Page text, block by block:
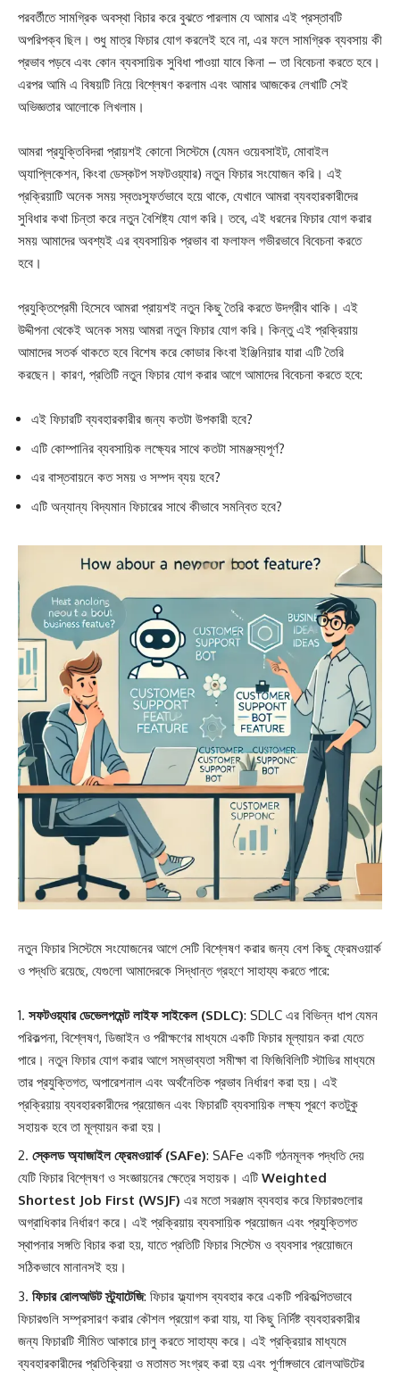
পরবর্তীতে সামগ্রিক অবস্থা বিচার করে বুঝতে পারলাম যে আমার এই প্রস্তাবটি
অপরিপক্ব ছিল। শুধু মাত্র ফিচার যোগ করলেই হবে না, এর ফলে সামগ্রিক ব্যবসায় কী
প্রভাব পড়বে এবং কোন ব্যবসায়িক সুবিধা পাওয়া যাবে কিনা – তা বিবেচনা করতে হবে।
এরপর আমি এ বিষয়টি নিয়ে বিশ্লেষণ করলাম এবং আমার আজকের লেখাটি সেই
অভিজ্ঞতার আলোকে লিখলাম।
আমরা প্রযুক্তিবিদরা প্রায়শই কোনো সিস্টেমে (যেমন ওয়েবসাইট, মোবাইল
অ্যাপ্লিকেশন, কিংবা ডেস্কটপ সফটওয়্যার) নতুন ফিচার সংযোজন করি। এই
প্রক্রিয়াটি অনেক সময় স্বতঃস্ফূর্তভাবে হয়ে থাকে, যেখানে আমরা ব্যবহারকারীদের
সুবিধার কথা চিন্তা করে নতুন বৈশিষ্ট্য যোগ করি। তবে, এই ধরনের ফিচার যোগ করার
সময় আমাদের অবশ্যই এর ব্যবসায়িক প্রভাব বা ফলাফল গভীরভাবে বিবেচনা করতে
হবে।
প্রযুক্তিপ্রেমী হিসেবে আমরা প্রায়শই নতুন কিছু তৈরি করতে উদগ্রীব থাকি। এই
উদ্দীপনা থেকেই অনেক সময় আমরা নতুন ফিচার যোগ করি। কিন্তু এই প্রক্রিয়ায়
আমাদের সতর্ক থাকতে হবে বিশেষ করে কোডার কিংবা ইঞ্জিনিয়ার যারা এটি তৈরি
করছেন। কারণ, প্রতিটি নতুন ফিচার যোগ করার আগে আমাদের বিবেচনা করতে হবে:
এই ফিচারটি ব্যবহারকারীর জন্য কতটা উপকারী হবে?
এটি কোম্পানির ব্যবসায়িক লক্ষ্যের সাথে কতটা সামঞ্জস্যপূর্ণ?
এর বাস্তবায়নে কত সময় ও সম্পদ ব্যয় হবে?
এটি অন্যান্য বিদ্যমান ফিচারের সাথে কীভাবে সমন্বিত হবে?
নতুন ফিচার সিস্টেমে সংযোজনের আগে সেটি বিশ্লেষণ করার জন্য বেশ কিছু ফ্রেমওয়ার্ক
ও পদ্ধতি রয়েছে, যেগুলো আমাদেরকে সিদ্ধান্ত গ্রহণে সাহায্য করতে পারে:
সফটওয়্যার ডেভেলপমেন্ট লাইফ সাইকেল (SDLC): SDLC এর বিভিন্ন ধাপ যেমন
পরিকল্পনা, বিশ্লেষণ, ডিজাইন ও পরীক্ষণের মাধ্যমে একটি ফিচার মূল্যায়ন করা যেতে
পারে। নতুন ফিচার যোগ করার আগে সম্ভাব্যতা সমীক্ষা বা ফিজিবিলিটি স্টাডির মাধ্যমে
তার প্রযুক্তিগত, অপারেশনাল এবং অর্থনৈতিক প্রভাব নির্ধারণ করা হয়। এই
প্রক্রিয়ায় ব্যবহারকারীদের প্রয়োজন এবং ফিচারটি ব্যবসায়িক লক্ষ্য পূরণে কতটুকু
সহায়ক হবে তা মূল্যায়ন করা হয়।
স্কেলড অ্যাজাইল ফ্রেমওয়ার্ক (SAFe): SAFe একটি গঠনমূলক পদ্ধতি দেয়
যেটি ফিচার বিশ্লেষণ ও সংজ্ঞায়নের ক্ষেত্রে সহায়ক। এটি Weighted
Shortest Job First (WSJF) এর মতো সরঞ্জাম ব্যবহার করে ফিচারগুলোর
অগ্রাধিকার নির্ধারণ করে। এই প্রক্রিয়ায় ব্যবসায়িক প্রয়োজন এবং প্রযুক্তিগত
স্থাপনার সঙ্গতি বিচার করা হয়, যাতে প্রতিটি ফিচার সিস্টেম ও ব্যবসার প্রয়োজনে
সঠিকভাবে মানানসই হয়।
ফিচার রোলআউট স্ট্র্যাটেজি: ফিচার ফ্ল্যাগস ব্যবহার করে একটি পরিকল্পিতভাবে
ফিচারগুলি সম্প্রসারণ করার কৌশল প্রয়োগ করা যায়, যা কিছু নির্দিষ্ট ব্যবহারকারীর
জন্য ফিচারটি সীমিত আকারে চালু করতে সাহায্য করে। এই প্রক্রিয়ার মাধ্যমে
ব্যবহারকারীদের প্রতিক্রিয়া ও মতামত সংগ্রহ করা হয় এবং পূর্ণাঙ্গভাবে রোলআউটের